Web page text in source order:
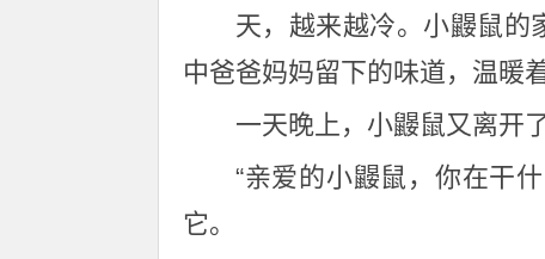
天，越来越冷。小鼹鼠的
中爸爸妈妈留下的味道，温暖
一天晚上，小鼹鼠又离开了
“亲爱的小鼹鼠，你在干
它。